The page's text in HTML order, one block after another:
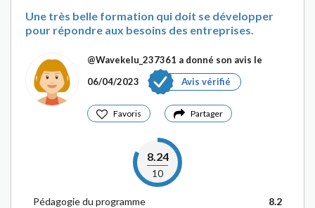
Une très belle formation qui doit se développer
pour répondre aux besoins des entreprises.
@Wavekelu_237361 a donné son avis le
06/04/2023
Avis vérifié
Favoris Partager
8.24
10
Pédagogie du programme
8.2